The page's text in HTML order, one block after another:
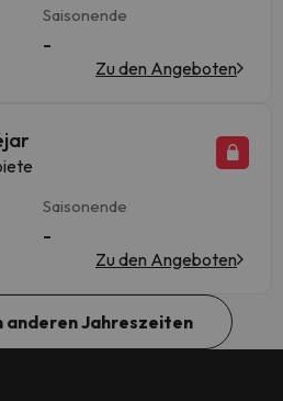
Saisonende
-
Zu den Angeboten
Saisonende
-
Zu den Angeboten
anderen Jahreszeiten